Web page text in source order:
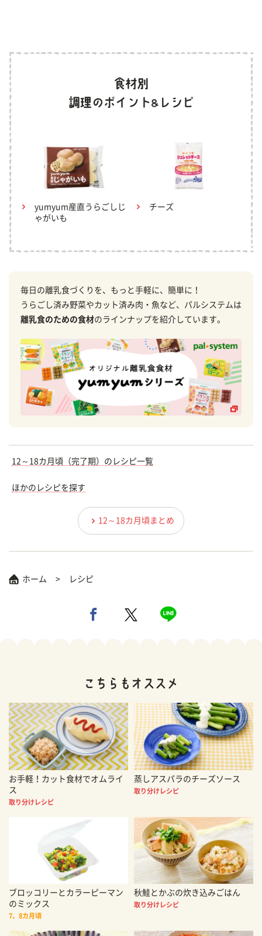
yumyum産直うらごしじ
ゃがいも
チーズ
毎日の離乳食づくりを、もっと手軽に、簡単に！
うらごし済み野菜やカット済み肉・魚など、パルシステムは
離乳食のための食材のラインナップを紹介しています。
12～18カ月頃（完了期）のレシピ一覧
ほかのレシピを探す
12～18カ月頃まとめ
ホーム レシピ
お手軽！カット食材でオムライ
ス
取り分けレシピ
蒸しアスパラのチーズソース
取り分けレシピ
ブロッコリーとカラーピーマン
のミックス
7、8カ月頃
秋鮭とかぶの炊き込みごはん
取り分けレシピ